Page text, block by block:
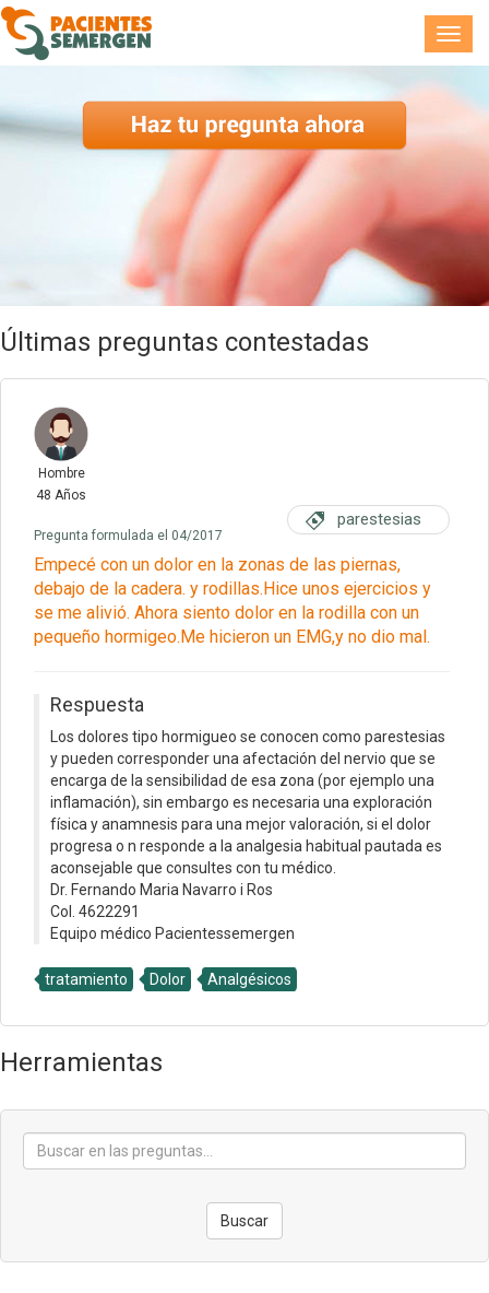
Últimas preguntas contestadas
Hombre
48 Años
Pregunta formulada el 04/2017
parestesias
Empecé con un dolor en la zonas de las piernas,
debajo de la cadera. y rodillas.Hice unos ejercicios y
se me alivió. Ahora siento dolor en la rodilla con un
pequeño hormigeo.Me hicieron un EMG,y no dio mal.
Respuesta
Los dolores tipo hormigueo se conocen como parestesias
y pueden corresponder una afectación del nervio que se
encarga de la sensibilidad de esa zona (por ejemplo una
inflamación), sin embargo es necesaria una exploración
física y anamnesis para una mejor valoración, si el dolor
progresa o n responde a la analgesia habitual pautada es
aconsejable que consultes con tu médico.
Dr. Fernando Maria Navarro i Ros
Col. 4622291
Equipo médico Pacientessemergen
tratamiento Dolor Analgésicos
Herramientas
Buscar